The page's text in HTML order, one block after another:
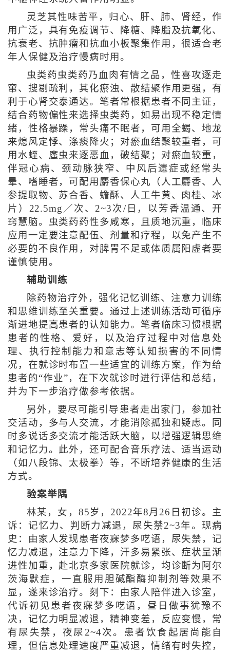
灵芝其性味苦平，归心、肝、肺、肾经，作
用广泛，具有免疫调节、降糖、降脂及抗氧化、
抗衰老、抗肿瘤和抗血小板聚集作用，很适合老
年人保健及治疗慢病时用。
虫类药虫类药乃血肉有情之品，性喜攻逐走
窜、搜剔疏利，其化瘀浊、散结聚作用更强，有
利于心肾交泰通达。笔者常根据患者不同主证，
结合药物偏性来选择虫类药，如易出现不稳定情
绪，性格暴躁，常头痛不眠者，可用全蝎、地龙
来熄风定悸、涤痰降火；对瘀血结聚较重者，可
用水蛭、䗪虫来逐恶血，破结聚；对瘀血较重，
伴冠心病、颈动脉狭窄、中风后遗症或经常头
晕、嗜睡者，可配用麝香保心丸（人工麝香、人
参提取物、苏合香、蟾酥、人工牛黄、肉桂、冰
片）22.5mg／次、2~3次/日，以芳香温通、开
窍慧脑。虫类药药性多咸寒，且质地沉重，临床
应用一定要注意配伍、剂量和疗程，以免产生不
必要的不良作用，对脾胃不足或体质属阳虚者要
谨慎使用。
辅助训练
除药物治疗外，强化记忆训练、注意力训练
和思维训练至关重要。通过上述训练活动可循序
渐进地提高患者的认知能力。笔者临床习惯根据
患者的性格、爱好，以及治疗过程中对信息处
理、执行控制能力和意志等认知损害的不同情
况，在就诊时布置一些适宜的训练方案，作为给
患者的“作业”，在下次就诊时进行评估和总结，
并为下一步治疗做参考依据。
另外，要尽可能引导患者走出家门，参加社
交活动，多与人交流，才能消除孤独和疑虑。同
时多说话多交流才能活跃大脑，以增强逻辑思维
和记忆力。此外，还可配合音乐疗法、适当运动
（如八段锦、太极拳）等，不断培养健康的生活
方式。
验案举隅
林某，女，85岁，2022年8月26日初诊。主
诉：记忆力、判断力减退，尿失禁2~3年。现病
史：由家人发现患者夜寐梦多呓语，尿失禁，记
忆力减退，注意力下降，汗多易紧张、症状呈渐
进性加重，赴北京多家医院就诊，均诊断为阿尔
茨海默症，一直服用胆碱酯酶抑制剂等效果不
显，遂来诊治疗。刻下：由家人陪伴进入诊室，
代诉初见患者夜寐梦多呓语，昼日做事犹豫不
决，记忆力明显减退，精神变差，反应变慢，常
有尿失禁，夜尿2~4次。患者饮食起居尚能自
理，但信息处理速度严重减退，情绪有时失控，